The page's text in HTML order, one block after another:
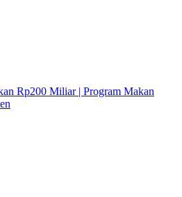
Rp200 Miliar | Program Makan